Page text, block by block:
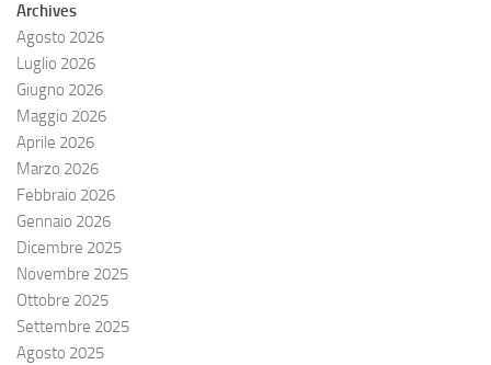
Archives
Agosto 2026
Luglio 2026
Giugno 2026
Maggio 2026
Aprile 2026
Marzo 2026
Febbraio 2026
Gennaio 2026
Dicembre 2025
Novembre 2025
Ottobre 2025
Settembre 2025
Agosto 2025